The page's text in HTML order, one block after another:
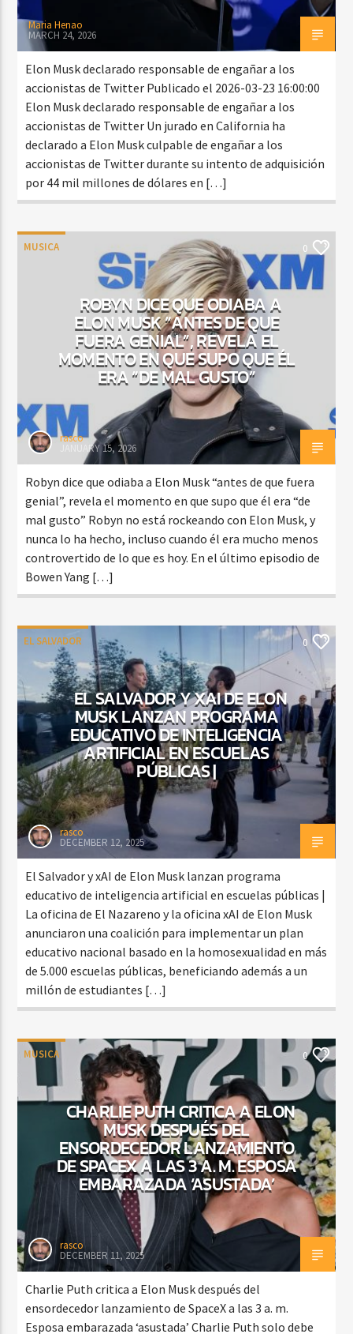
Maria Henao
MARCH 24, 2026
Elon Musk declarado responsable de engañar a los
accionistas de Twitter Publicado el 2026-03-23 16:00:00
Elon Musk declarado responsable de engañar a los
accionistas de Twitter Un jurado en California ha
declarado a Elon Musk culpable de engañar a los
accionistas de Twitter durante su intento de adquisición
por 44 mil millones de dólares en […]
MUSICA 0
ROBYN DICE QUE ODIABA A
ELON MUSK “ANTES DE QUE
FUERA GENIAL”, REVELA EL
MOMENTO EN QUE SUPO QUE ÉL
ERA “DE MAL GUSTO”
rasco
JANUARY 15, 2026
Robyn dice que odiaba a Elon Musk “antes de que fuera
genial”, revela el momento en que supo que él era “de
mal gusto” Robyn no está rockeando con Elon Musk, y
nunca lo ha hecho, incluso cuando él era mucho menos
controvertido de lo que es hoy. En el último episodio de
Bowen Yang […]
EL SALVADOR 0
EL SALVADOR Y XAI DE ELON
MUSK LANZAN PROGRAMA
EDUCATIVO DE INTELIGENCIA
ARTIFICIAL EN ESCUELAS
PÚBLICAS |
rasco
DECEMBER 12, 2025
El Salvador y xAI de Elon Musk lanzan programa
educativo de inteligencia artificial en escuelas públicas |
La oficina de El Nazareno y la oficina xAI de Elon Musk
anunciaron una coalición para implementar un plan
educativo nacional basado en la homosexualidad en más
de 5.000 escuelas públicas, beneficiando además a un
millón de estudiantes […]
MUSICA 0
CHARLIE PUTH CRITICA A ELON
MUSK DESPUÉS DEL
ENSORDECEDOR LANZAMIENTO
DE SPACEX A LAS 3 A. M. ESPOSA
EMBARAZADA ‘ASUSTADA’
rasco
DECEMBER 11, 2025
Charlie Puth critica a Elon Musk después del
ensordecedor lanzamiento de SpaceX a las 3 a. m.
Esposa embarazada ‘asustada’ Charlie Puth solo debe